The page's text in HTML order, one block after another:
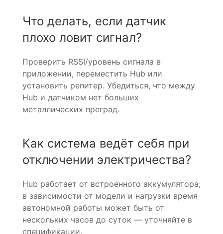
Что делать, если датчик
плохо ловит сигнал?
Проверить RSSI/уровень сигнала в
приложении, переместить Hub или
установить репитер. Убедиться, что между
Hub и датчиком нет больших
металлических преград.
Как система ведёт себя при
отключении электричества?
Hub работает от встроенного аккумулятора;
в зависимости от модели и нагрузки время
автономной работы может быть от
нескольких часов до суток — уточняйте в
спецификации.